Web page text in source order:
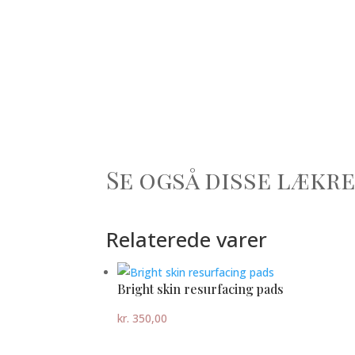
Se også disse
Relaterede varer
Bright skin resurfacing pads
kr. 350,00